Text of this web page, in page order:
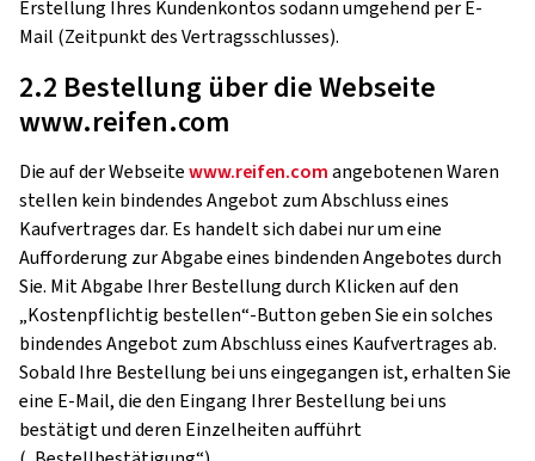
Erstellung Ihres Kundenkontos sodann umgehend per E-
Mail (Zeitpunkt des Vertragsschlusses).
2.2 Bestellung über die Webseite
www.reifen.com
Die auf der Webseitewww.reifen.comangebotenen Waren
stellen kein bindendes Angebot zum Abschluss eines
Kaufvertrages dar. Es handelt sich dabei nur um eine
Aufforderung zur Abgabe eines bindenden Angebotes durch
Sie. Mit Abgabe Ihrer Bestellung durch Klicken auf den
„Kostenpflichtig bestellen“-Button geben Sie ein solches
bindendes Angebot zum Abschluss eines Kaufvertrages ab.
Sobald Ihre Bestellung bei uns eingegangen ist, erhalten Sie
eine E-Mail, die den Eingang Ihrer Bestellung bei uns
bestätigt und deren Einzelheiten aufführt